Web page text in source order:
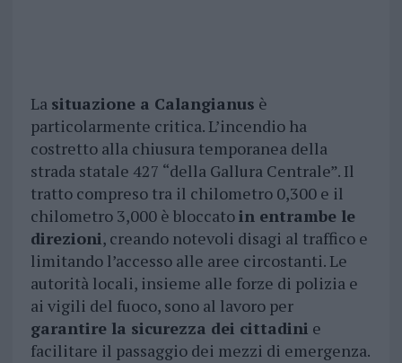
La situazione a Calangianus è
particolarmente critica. L’incendio ha
costretto alla chiusura temporanea della
strada statale 427 “della Gallura Centrale”. Il
tratto compreso tra il chilometro 0,300 e il
chilometro 3,000 è bloccatoin entrambe le
direzioni, creando notevoli disagi al traffico e
limitando l’accesso alle aree circostanti. Le
autorità locali, insieme alle forze di polizia e
ai vigili del fuoco, sono al lavoro per
garantire la sicurezza dei cittadini e
facilitare il passaggio dei mezzi di emergenza.